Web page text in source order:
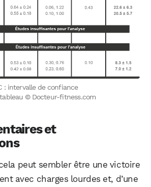
: intervalle de confiance
© Docteur-fitness.com
et
peut sembler être une victoire
avec charges lourdes et, d’une